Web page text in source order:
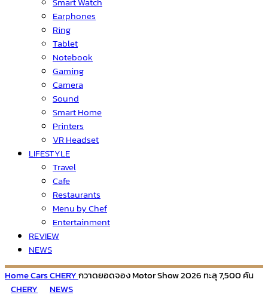
Earphones
Ring
Tablet
Notebook
Gaming
Camera
Sound
Smart Home
Printers
VR Headset
LIFESTYLE
Travel
Cafe
Restaurants
Menu by Chef
Entertainment
REVIEW
NEWS
HomeCarsCHERYกวาดยอดจอง Motor Show 2026 ทะลุ 7,500 คัน
CHERY
NEWS